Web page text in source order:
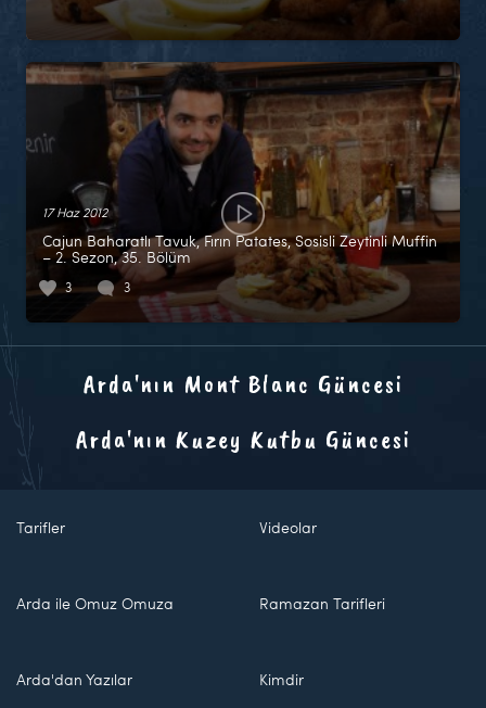
17 Haz 2012
Cajun Baharatlı Tavuk, Fırın Patates, Sosisli Zeytinli Muffin
– 2. Sezon, 35. Bölüm
3 3
Arda'nın Mont Blanc Güncesi
Arda'nın Kuzey Kutbu Güncesi
Tarifler Videolar
Arda ile Omuz Omuza Ramazan Tarifleri
Arda'dan Yazılar Kimdir